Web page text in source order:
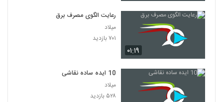
۰۱:۱۹
رعایت الگوی مصرف برق
میلاد
۷۰۱ بازدید
10 ایده ساده نقاشی
میلاد
۵۲۸ بازدید